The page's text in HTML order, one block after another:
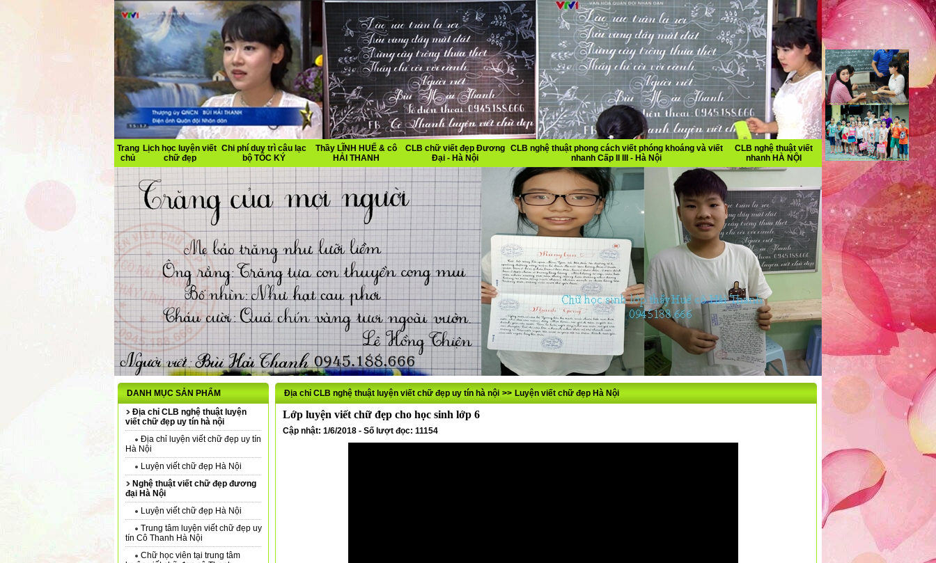
Trang
chủ
Lịch học luyện viết
chữ đẹp
Chi phí duy trì câu lạc
bộ TỐC KÝ
Thầy LĨNH HUẾ & cô
HẢI THANH
CLB chữ viết đẹp Đương
Đại - Hà Nội
CLB nghệ thuật phong cách viết phóng khoáng và viết
nhanh Cấp II III - Hà Nội
CLB nghệ thuật viết
nhanh HÀ NỘI
DANH MỤC SẢN PHẨM
Địa chỉ CLB nghệ thuật luyện
viết chữ đẹp uy tín hà nội
Địa chỉ luyện viết chữ đẹp uy tín
Hà Nội
Luyện viết chữ đẹp Hà Nội
Nghệ thuật viết chữ đẹp đương
đại Hà Nội
Luyện viết chữ đẹp Hà Nội
Trung tâm luyện viết chữ đẹp uy
tín Cô Thanh Hà Nội
Chữ học viên tại trung tâm
Địa chỉ CLB nghệ thuật luyện viết chữ đẹp uy tín hà nội >> Luyện viết chữ đẹp Hà Nội
Lớp luyện viết chữ đẹp cho học sinh lớp 6
Cập nhật: 1/6/2018 - Số lượt đọc: 11154